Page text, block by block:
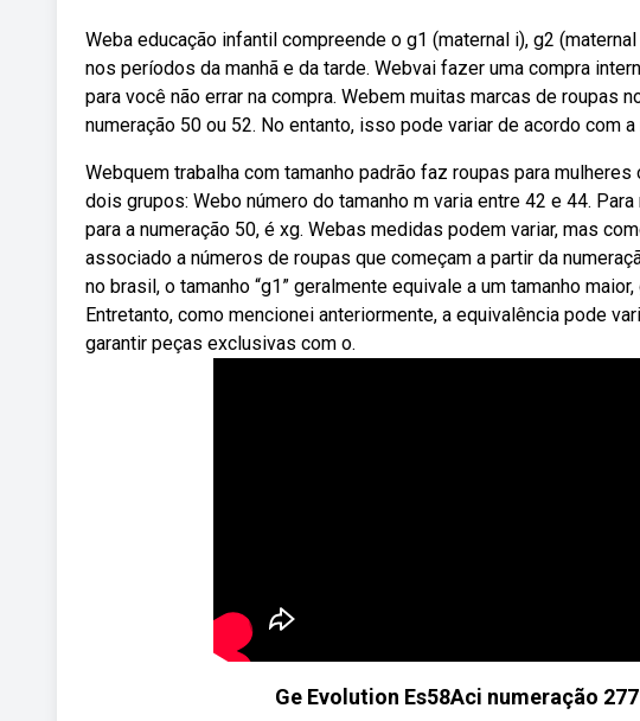
Weba educação infantil compreende o g1 (maternal i), g2
nos períodos da manhã e da tarde. Webvai fazer uma compra
para você não errar na compra. Webem muitas marcas de roupas
numeração 50 ou 52. No entanto, isso pode variar de acordo com
Webquem trabalha com tamanho padrão faz roupas para
dois grupos: Webo número do tamanho m varia entre 42 e 44.
para a numeração 50, é xg. Webas medidas podem variar, mas
associado a números de roupas que começam a partir da
no brasil, o tamanho “g1” geralmente equivale a um tamanho
Entretanto, como mencionei anteriormente, a equivalência pode
garantir peças exclusivas com o.
Ge Evolution Es58Aci numeração